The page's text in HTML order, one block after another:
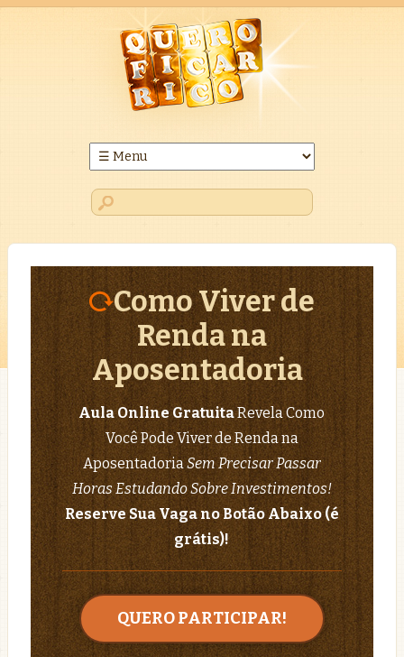
Como Viver de
Renda na
Aposentadoria
Aula Online GratuitaRevela Como
Você Pode Viver de Renda na
AposentadoriaSem Precisar Passar
Horas Estudando Sobre Investimentos!
Reserve Sua Vaga no Botão Abaixo (é
grátis)!
QUERO PARTICIPAR!